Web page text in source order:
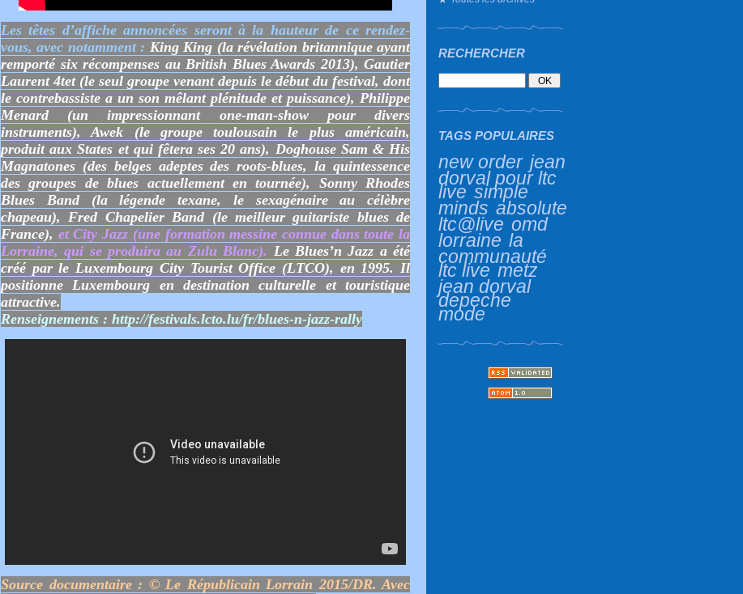
RECHERCHER
TAGS POPULAIRES
new order jean
dorval pour ltc
live simple
minds absolute
ltc@live omd
lorraine la
communauté
ltc live metz
jean dorval
depeche
mode
Les têtes d’affiche annoncées seront à la hauteur de ce rendez-
vous, avec notamment : King King (la révélation britannique ayant
remporté six récompenses au British Blues Awards 2013), Gautier
Laurent 4tet (le seul groupe venant depuis le début du festival, dont
le contrebassiste a un son mêlant plénitude et puissance), Philippe
Menard (un impressionnant one-man-show pour divers
instruments), Awek (le groupe toulousain le plus américain,
produit aux States et qui fêtera ses 20 ans), Doghouse Sam & His
Magnatones (des belges adeptes des roots-blues, la quintessence
des groupes de blues actuellement en tournée), Sonny Rhodes
Blues Band (la légende texane, le sexagénaire au célèbre
chapeau), Fred Chapelier Band (le meilleur guitariste blues de
France), et City Jazz (une formation messine connue dans toute la
Lorraine, qui se produira au Zulu Blanc). Le Blues’n Jazz a été
créé par le Luxembourg City Tourist Office (LTCO), en 1995. Il
positionne Luxembourg en destination culturelle et touristique
attractive.
Renseignements : http://festivals.lcto.lu/fr/blues-n-jazz-rally
Source documentaire : © Le Républicain Lorrain 2015/DR. Avec